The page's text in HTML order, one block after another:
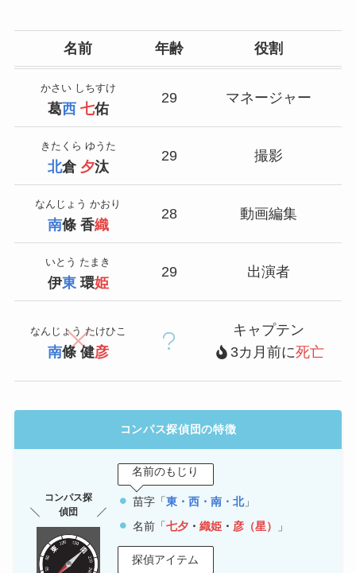
名前 年齢 役割
かさい しちすけ
葛西 七佑
29 マネージャー
きたくら ゆうた
北倉 夕汰
29 撮影
なんじょう かおり
南條 香織
28 動画編集
いとう たまき
伊東環姫
29 出演者
なんじょう たけひこ
南條 健彦
キャプテン
3カ月前に死亡
コンパス探偵団の特徴
名前のもじり
苗字「東・西・南・北」
名前「七夕 ・織姫 ・ 彦（星） 」
探偵アイテム
コンパス探
偵団